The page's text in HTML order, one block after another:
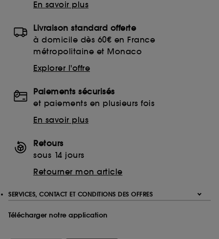
En savoir plus
Livraison standard offerte
à domicile dès 60€ en France
métropolitaine et Monaco
Explorer l'offre
Paiements sécurisés
et paiements en plusieurs fois
En savoir plus
Retours
sous 14 jours
Retourner mon article
SERVICES, CONTACT ET CONDITIONS DES OFFRES
Télécharger notre application